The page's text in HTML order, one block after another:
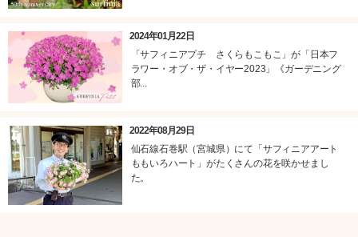
2024年01月22日
「サフィニアプチ さくらもこもこ」が「日本フ
ラワー・オブ・ザ・イヤー2023」《ガーデニング
部...
2022年08月29日
仙石線石巻駅（宮城県）にて「サフィニアアート
ももいろハート」がたくさんの花を咲かせまし
た。